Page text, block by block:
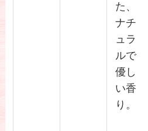
た、
ナチ
ュラ
ルで
優し
い香
り。